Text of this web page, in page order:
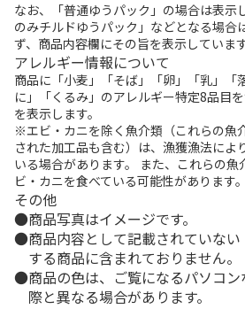
なお、「普通ゆうパック」の場合は表示
のみチルドゆうパック」などとなる場合
ず、商品内容欄にその旨を表示しています
アレルギー情報について
商品に「小麦」「そば」「卵」「乳」「
に」「くるみ」のアレルギー特定8品目
を表示します。
※エビ・カニを除く魚介類（これらの魚
された加工品も含む）は、漁獲漁法によ
いる場合があります。 また、これらの魚
ビ・カニを食べている可能性があります。
その他
商品写真はイメージです。
商品内容として記載されていな
する商品に含まれておりません。
商品の色は、ご覧になるパソコ
際と異なる場合があります。